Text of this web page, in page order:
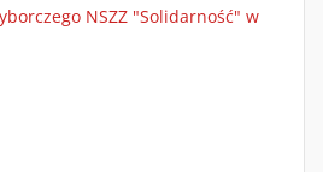
NSZZ "Solidarność" w